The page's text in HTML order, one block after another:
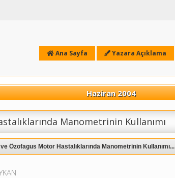
Ana Sayfa Yazara Açıklama
Haziran 2004
Manometrinin Kullanımı
Özofagus Motor Hastalıklarında Manometrinin Kullanımı...